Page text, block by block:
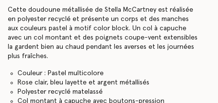
Cette doudoune métallisée de Stella McCartney est réalisée
en polyester recyclé et présente un corps et des manches
aux couleurs pastel à motif color block. Un col à capuche
avec un col montant et des poignets coupe-vent extensibles
la gardent bien au chaud pendant les averses et les journées
plus fraîches.
Couleur : Pastel multicolore
Rose clair, bleu layette et argent métallisés
Polyester recyclé matelassé
Col montant à capuche avec boutons-pression